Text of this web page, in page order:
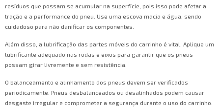
resíduos que possam se acumular na superfície, pois isso pode afetar a
tração e a performance do pneu. Use uma escova macia e água, sendo
cuidadoso para não danificar os componentes.
Além disso, a lubrificação das partes móveis do carrinho é vital. Aplique um
lubrificante adequado nas rodas e eixos para garantir que os pneus
possam girar livremente e sem resistência.
O balanceamento e alinhamento dos pneus devem ser verificados
periodicamente. Pneus desbalanceados ou desalinhados podem causar
desgaste irregular e comprometer a segurança durante o uso do carrinho.